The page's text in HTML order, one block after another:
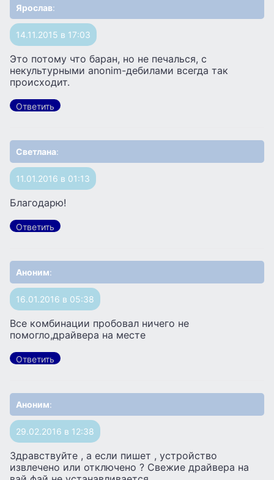
Ярослав:
14.11.2015 в 17:03
Это потому что баран, но не печалься, с
некультурными anonim-дебилами всегда так
происходит.
Ответить
Светлана:
11.01.2016 в 01:13
Благодарю!
Ответить
Аноним:
16.01.2016 в 05:38
Все комбинации пробовал ничего не
помогло,драйвера на месте
Ответить
Аноним:
29.02.2016 в 12:38
Здравствуйте , а если пишет , устройство
извлечено или отключено ? Свежие драйвера на